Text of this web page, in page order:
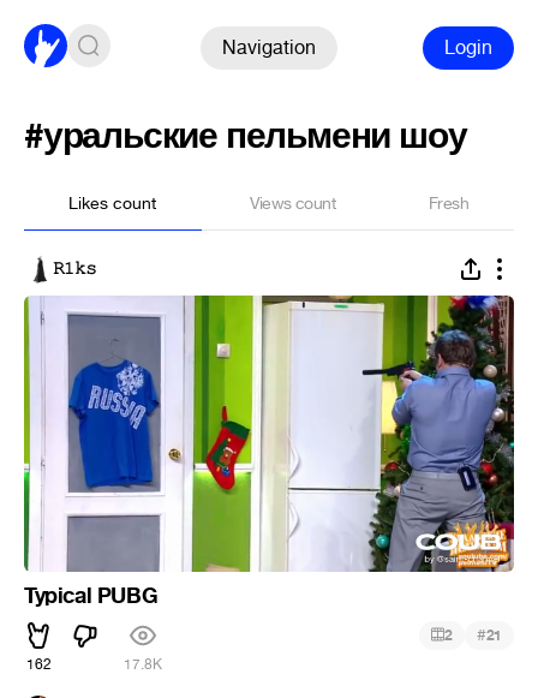
Navigation Login
#уральские пельмени шоу
Likes count Views count Fresh
𝚁𝟷𝚔𝚜
Typical PUBG
162 17.8K
2 #21